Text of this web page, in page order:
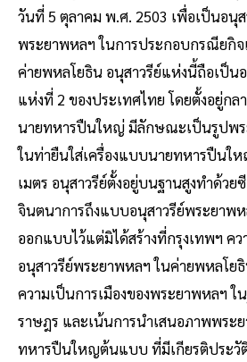
วันที่ 5 ตุลาคม พ.ศ. 2503 เพื่อเป็นอนุ
พระยาพหลฯ ในการประกอบกรณียกิ
ค่ายพหลโยธิน อนุสาวรีย์แห่งนี้ถือเป็น
แห่งที่ 2 ของประเทศไทย โดยตั้งอยู่กล
นายทหารปืนใหญ่ มีลักษณะเป็นรูปพ
ในท่ายืนใส่เครื่องแบบนายทหารปืนใ
เมตร อนุสาวรีย์ตั้งอยู่บนฐานสูงทำด้ว
จินตนาการถึงแบบอนุสาวรีย์พระยาพ
ออกแบบไว้แต่มิได้สร้างที่กรุงเทพฯ คว
อนุสาวรีย์พระยาพหลฯ ในค่ายพหลโ
ความเป็นการเมืองของพระยาพหลฯ
ราษฎร และเน้นการนำเสนอภาพพระ
ทหารปืนใหญต้นแบบ ที่มีเกียรติประวั